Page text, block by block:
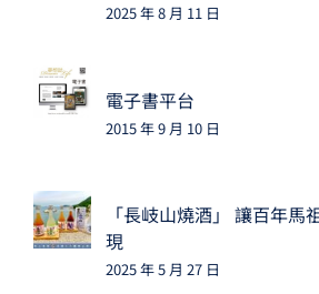
2025 年 8 月 11 日
電子書平台
2015 年 9 月 10 日
「長岐山燒酒」 讓百年馬
現
2025 年 5 月 27 日